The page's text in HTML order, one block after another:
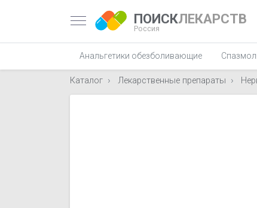
ПОИСКЛЕКАРСТВ
Россия
Анальгетики обезболивающие
Каталог Лекарственные препараты